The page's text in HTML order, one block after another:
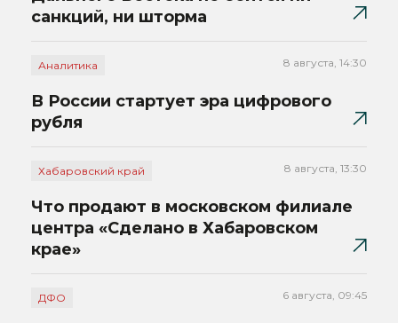
санкций, ни шторма
Аналитика 8 августа, 14:30
В России стартует эра цифрового
рубля
Хабаровский край 8 августа, 13:30
Что продают в московском филиале
центра «Сделано в Хабаровском
крае»
ДФО 6 августа, 09:45